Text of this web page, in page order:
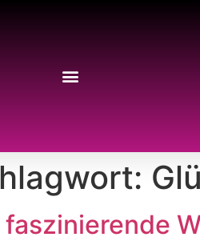
faszinierende